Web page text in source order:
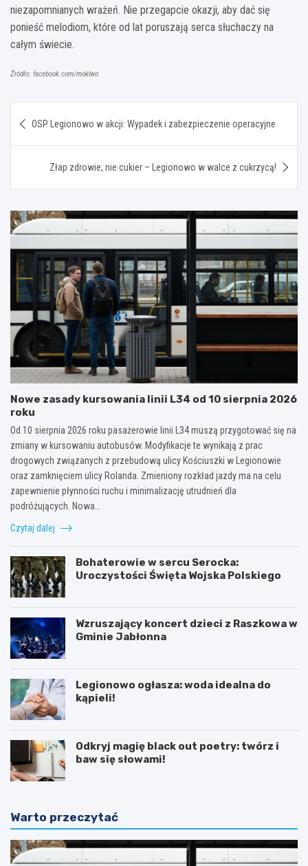
niezapomnianych wrażeń. Nie przegapcie okazji, aby dać się
ponieść melodiom, które od lat poruszają serca słuchaczy na
całym świecie.
Źródło: facebook.com/moklwo
wpisu
OSP Legionowo w akcji: Wypadek i zabezpieczenie operacyjne
Złap zdrowie, nie cukier – Legionowo w walce z cukrzycą!
Nowe zasady kursowania linii L34 od 10 sierpnia 2026
roku
Od 10 sierpnia 2026 roku pasażerowie linii L34 muszą przygotować się na
zmiany w kursowaniu autobusów. Modyfikacje te wynikają z prac
drogowych związanych z przebudową ulicy Kościuszki w Legionowie
oraz zamknięciem ulicy Rolanda. Zmieniony rozkład jazdy ma na celu
zapewnienie płynności ruchu i minimalizację utrudnień dla
podróżujących. Nowa…
Czytaj dalej
Bohaterowie w sercu Serocka:
Uroczystości Święta Wojska Polskiego
Wzruszający koncert dzieci z Raszkowa w
Gminie Jabłonna
Legionowo ogłasza: woda idealna do
kąpieli!
Odkryj magię black out poetry: twórz i
baw się słowami!
Warto przeczytać